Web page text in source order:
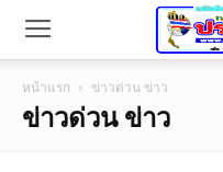
หน้าแรก ข่าวด่วน ข่าว
ข่าวด่วน ข่าว